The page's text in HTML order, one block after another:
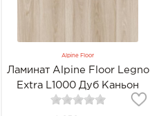
Alpine Floor
Ламинат Alpine Floor Legno
Extra L1000 Дуб Каньон